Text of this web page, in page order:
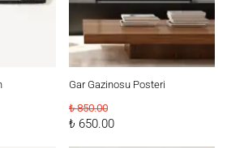
Gar Gazinosu Posteri
₺ 850.00
₺ 650.00